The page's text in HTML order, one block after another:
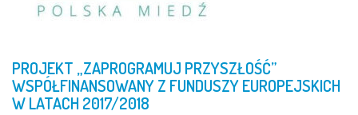
PROJEKT „ZAPROGRAMUJ PRZYSZŁOŚĆ”
WSPÓŁFINANSOWANYZ FUNDUSZYEUROPEJSKICH
WLATACH2017/2018